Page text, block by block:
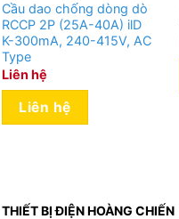
Cầu dao chống dòng dò
RCCP 2P (25A-40A) ilD
K-300mA, 240-415V, AC
Type
Liên hệ
Liên hệ
THIẾT BỊ ĐIỆN HOÀNG CHIẾN